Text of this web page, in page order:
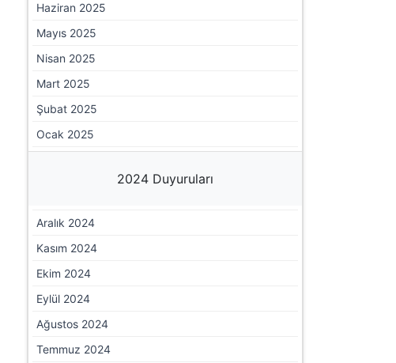
Haziran 2025
Mayıs 2025
Nisan 2025
Mart 2025
Şubat 2025
Ocak 2025
2024 Duyuruları
Aralık 2024
Kasım 2024
Ekim 2024
Eylül 2024
Ağustos 2024
Temmuz 2024